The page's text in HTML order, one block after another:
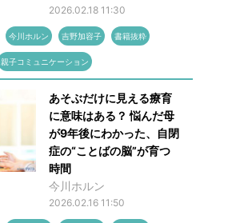
2026.02.18 11:30
今川ホルン 吉野加容子 書籍抜粋
親子コミュニケーション
あそぶだけに見える療育
に意味はある？ 悩んだ母
が9年後にわかった、自閉
症の“ことばの脳”が育つ
時間
今川ホルン
2026.02.16 11:50